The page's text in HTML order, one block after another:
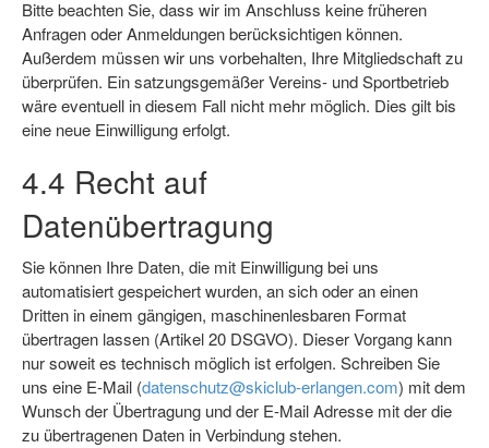
Bitte beachten Sie, dass wir im Anschluss keine früheren
Anfragen oder Anmeldungen berücksichtigen können.
Außerdem müssen wir uns vorbehalten, Ihre Mitgliedschaft zu
überprüfen. Ein satzungsgemäßer Vereins- und Sportbetrieb
wäre eventuell in diesem Fall nicht mehr möglich. Dies gilt bis
eine neue Einwilligung erfolgt.
4.4 Recht auf
Datenübertragung
Sie können Ihre Daten, die mit Einwilligung bei uns
automatisiert gespeichert wurden, an sich oder an einen
Dritten in einem gängigen, maschinenlesbaren Format
übertragen lassen (Artikel 20 DSGVO). Dieser Vorgang kann
nur soweit es technisch möglich ist erfolgen. Schreiben Sie
uns eine E-Mail (datenschutz@skiclub-erlangen.com) mit dem
Wunsch der Übertragung und der E-Mail Adresse mit der die
zu übertragenen Daten in Verbindung stehen.